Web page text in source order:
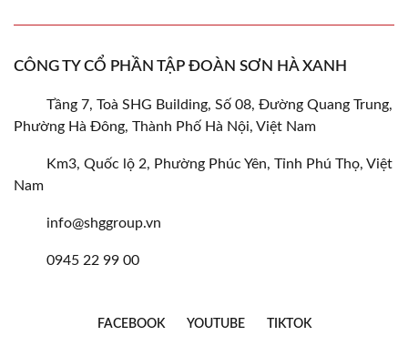
CÔNG TY CỔ PHẦN TẬP ĐOÀN SƠN HÀ XANH
Tầng 7, Toà SHG Building, Số 08, Đường Quang Trung,
Phường Hà Đông, Thành Phố Hà Nội, Việt Nam
Km3, Quốc lộ 2, Phường Phúc Yên, Tỉnh Phú Thọ, Việt
Nam
info@shggroup.vn
0945 22 99 00
FACEBOOK YOUTUBE TIKTOK